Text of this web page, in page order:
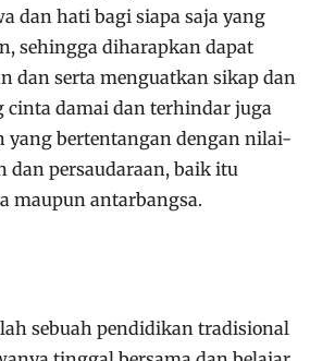
dan hati bagi siapa saja yang
sehingga diharapkan dapat
dan serta menguatkan sikap dan
cinta damai dan terhindar juga
yang bertentangan dengan nilai-
dan persaudaraan, baik itu
maupun antarbangsa.
sebuah pendidikan tradisional